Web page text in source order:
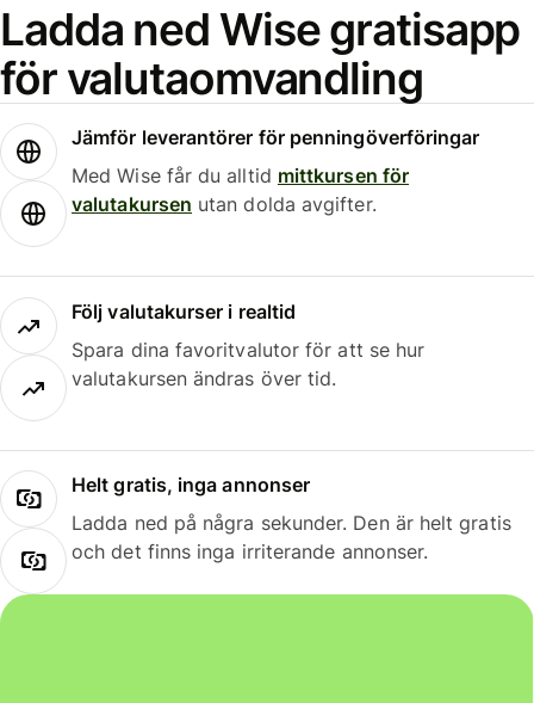
Ladda ned Wise gratisapp
för valutaomvandling
Jämför leverantörer för penningöverföringar
Med Wise får du alltid mittkursen för
valutakursen utan dolda avgifter.
Följ valutakurser i realtid
Spara dina favoritvalutor för att se hur
valutakursen ändras över tid.
Helt gratis, inga annonser
Ladda ned på några sekunder. Den är helt gratis
och det finns inga irriterande annonser.